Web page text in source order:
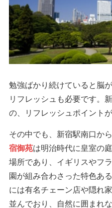
勉強ばかり続けていると脳
リフレッシュも必要です。
の、リフレッシュポイント
その中でも、新宿駅南口か
宿御苑は明治時代に皇室の
場所であり、イギリスやフ
園が組み合わさった特色あ
には有名チェーン店や隠れ
並んでおり、自然に囲まれ